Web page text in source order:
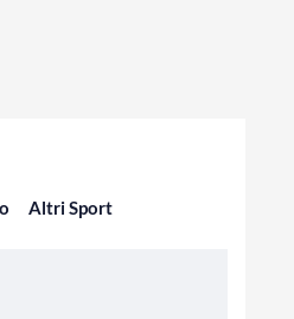
Altri Sport